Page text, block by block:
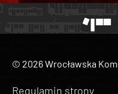
© 2026 Wrocławska
Regulamin strony